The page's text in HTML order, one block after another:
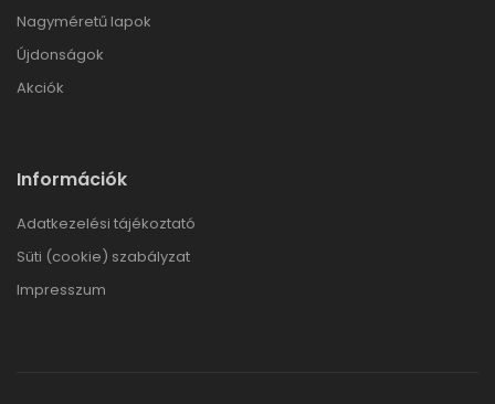
Nagyméretű lapok
Újdonságok
Akciók
Információk
Adatkezelési tájékoztató
Süti (cookie) szabályzat
Impresszum